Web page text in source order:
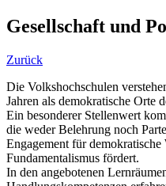
Gesellschaft und
Zurück
Die Volkshochschulen
Jahren als demokratische Orte
Ein besonderer Stellenwert
die weder Belehrung noch
Engagement für demokratische
Fundamentalismus fördert.
In den angebotenen